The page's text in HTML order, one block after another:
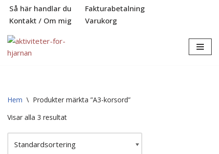
Hoppa
till
innehåll
Så här handlar du
Fakturabetalning
Kontakt / Om mig
Varukorg
Hem \ Produkter märkta ”A3-korsord”
Visar alla 3 resultat